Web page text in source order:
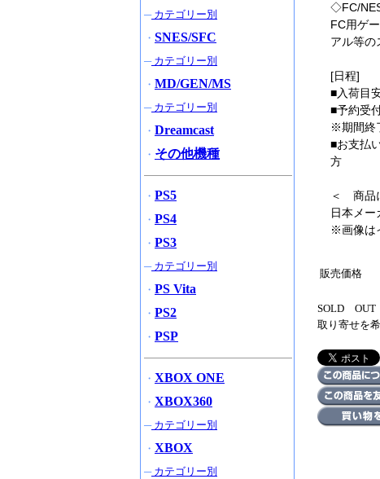
◇FC/
FC用ゲ
アル等の
[日程]
■入荷目
■予約受
※期間終
■お支払
方
＜ 商品
日本メー
※画像は
販売価格
SOLD OUT
取り寄せを
─カテゴリー別
・ SNES/SFC
─カテゴリー別
・ MD/GEN/MS
─カテゴリー別
・ Dreamcast
・ その他機種
・ PS5
・ PS4
・ PS3
─カテゴリー別
・ PS Vita
・ PS2
・ PSP
・ XBOX ONE
・ XBOX360
─カテゴリー別
・ XBOX
─カテゴリー別